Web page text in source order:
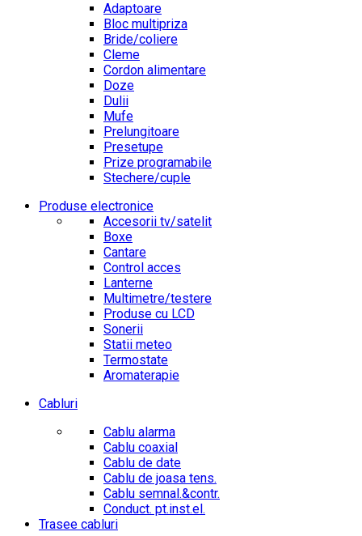
Adaptoare
Bloc multipriza
Bride/coliere
Cleme
Cordon alimentare
Doze
Dulii
Mufe
Prelungitoare
Presetupe
Prize programabile
Stechere/cuple
Produse electronice
Accesorii tv/satelit
Boxe
Cantare
Control acces
Lanterne
Multimetre/testere
Produse cu LCD
Sonerii
Statii meteo
Termostate
Aromaterapie
Cabluri
Cablu alarma
Cablu coaxial
Cablu de date
Cablu de joasa tens.
Cablu semnal.&contr.
Conduct. pt.inst.el.
Trasee cabluri